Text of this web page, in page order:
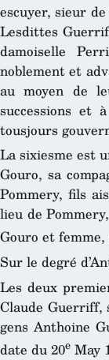
escuyer, sieur
Lesdittes
damoiselle
noblement et
au moyen de
successions et
tousjours
La sixiesme est
Gouro, sa
Pommery, fils
lieu de
Gouro et
Sur le degré
Les deux
Claude Guerriff,
gens Anthoine
date du 20e May